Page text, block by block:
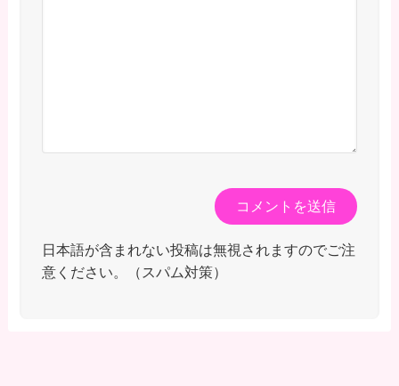
日本語が含まれない投稿は無視されますのでご注
意ください。（スパム対策）